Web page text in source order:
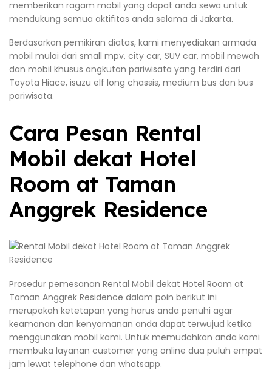
memberikan ragam mobil yang dapat anda sewa untuk
mendukung semua aktifitas anda selama di Jakarta.
Berdasarkan pemikiran diatas, kami menyediakan armada
mobil mulai dari small mpv, city car, SUV car, mobil mewah
dan mobil khusus angkutan pariwisata yang terdiri dari
Toyota Hiace, isuzu elf long chassis, medium bus dan bus
pariwisata.
Cara Pesan Rental
Mobil dekat Hotel
Room at Taman
Anggrek Residence
Prosedur pemesanan Rental Mobil dekat Hotel Room at
Taman Anggrek Residence dalam poin berikut ini
merupakah ketetapan yang harus anda penuhi agar
keamanan dan kenyamanan anda dapat terwujud ketika
menggunakan mobil kami. Untuk memudahkan anda kami
membuka layanan customer yang online dua puluh empat
jam lewat telephone dan whatsapp.